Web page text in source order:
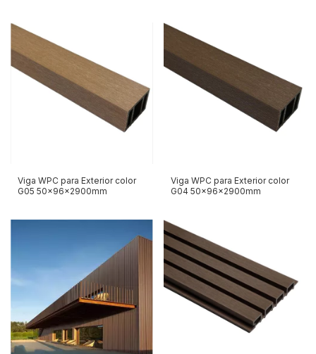
Viga WPC para Exterior color
G05 50x96x2900mm
Viga WPC para Exterior color
G04 50x96x2900mm